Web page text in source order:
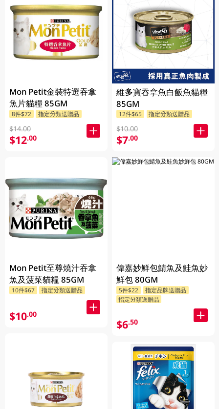
Mon Petit金裝特選吞拿
魚片貓糧 85GM
8件$72 指定分類送贈品
$14.00
$12.00
Mon Petit至尊燒汁吞拿
魚及菠菜貓糧 85GM
10件$67 指定分類送贈品
$10.00
維多寶吞拿魚白飯魚貓糧
85GM
12件$65 指定分類送贈品
$10.00
$7.00
偉嘉妙鮮包鯖魚及鮭魚妙
鮮包 80GM
5件$22
指定品牌送贈品
指定分類送贈品
$6.50